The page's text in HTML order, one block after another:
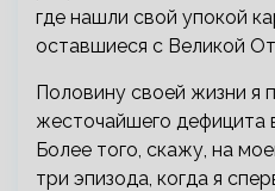
где нашли свой упокой
оставшиеся с Великой
Половину своей жизни я
жесточайшего дефицита
Более того, скажу, на
три эпизода, когда я